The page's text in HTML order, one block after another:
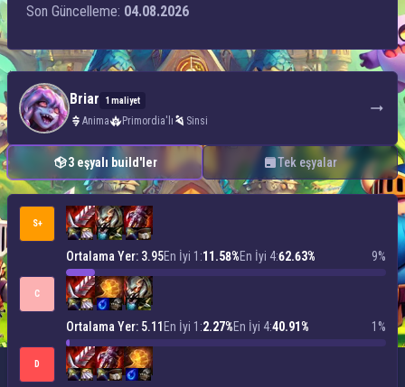
Son Güncelleme: 04.08.2026
Briar 1 maliyet
Anima Primordia'lı Sinsi
3 eşyalı build'ler Tek eşyalar
S+
Ortalama Yer: 3.95En İyi 1:11.58%En İyi 4:62.63% 9%
C
Ortalama Yer: 5.11 En İyi 1:2.27%En İyi 4:40.91% 1%
D